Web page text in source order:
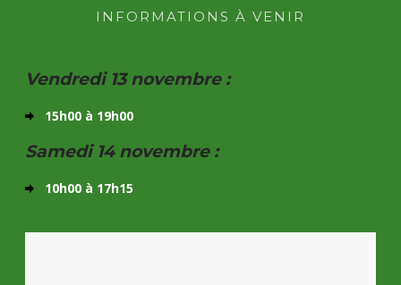
INFORMATIONS À VENIR
Vendredi 13 novembre :
15h00 à 19h00
Samedi 14 novembre :
10h00 à 17h15